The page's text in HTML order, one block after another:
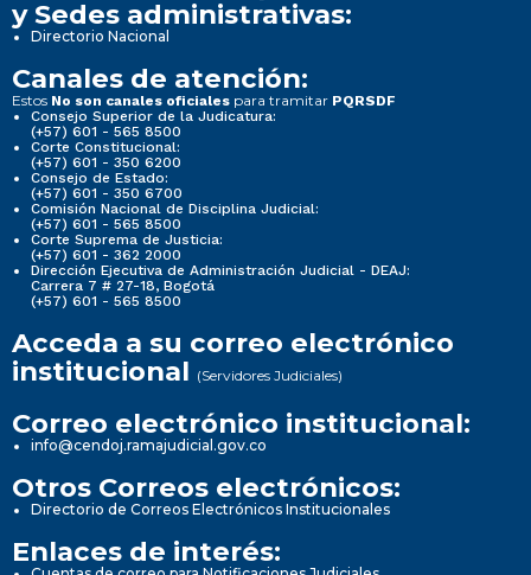
y Sedes administrativas:
Directorio Nacional
Canales de atención:
Estos No son canales oficiales para tramitar PQRSDF
Consejo Superior de la Judicatura:
(+57) 601 - 565 8500
Corte Constitucional:
(+57) 601 - 350 6200
Consejo de Estado:
(+57) 601 - 350 6700
Comisión Nacional de Disciplina Judicial:
(+57) 601 - 565 8500
Corte Suprema de Justicia:
(+57) 601 - 362 2000
Dirección Ejecutiva de Administración Judicial - DEAJ:
Carrera 7 # 27-18, Bogotá
(+57) 601 - 565 8500
Acceda a su correo electrónico
institucional (Servidores Judiciales)
Correo electrónico institucional:
info@cendoj.ramajudicial.gov.co
Otros Correos electrónicos:
Directorio de Correos Electrónicos Institucionales
Enlaces de interés: